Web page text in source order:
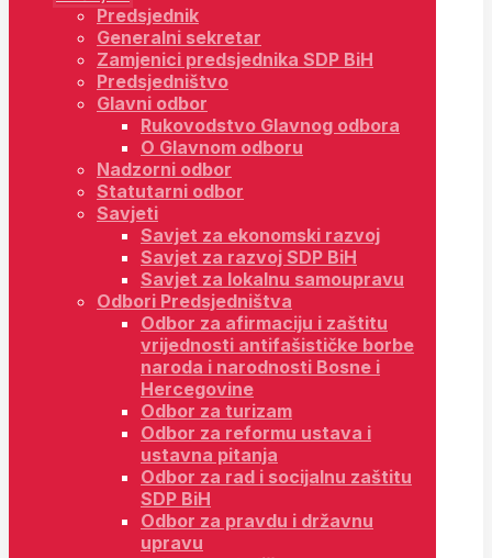
Predsjednik
Generalni sekretar
Zamjenici predsjednika SDP BiH
Predsjedništvo
Glavni odbor
Rukovodstvo Glavnog odbora
O Glavnom odboru
Nadzorni odbor
Statutarni odbor
Savjeti
Savjet za ekonomski razvoj
Savjet za razvoj SDP BiH
Savjet za lokalnu samoupravu
Odbori Predsjedništva
Odbor za afirmaciju i zaštitu
vrijednosti antifašističke borbe
naroda i narodnosti Bosne i
Hercegovine
Odbor za turizam
Odbor za reformu ustava i
ustavna pitanja
Odbor za rad i socijalnu zaštitu
SDP BiH
Odbor za pravdu i državnu
upravu